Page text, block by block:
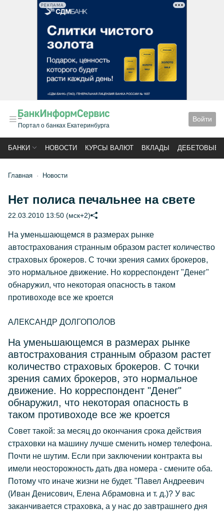
РЕКЛАМА
Портал о банках Екатеринбурга
Войти
БАНКИ НОВОСТИ КУРСЫ ВАЛЮТ ВКЛАДЫ ДЕБЕТОВЫЕ
Главная Новости
Нет полиса печальнее на свете
22.03.2010 13:50 (мск+2)
На уменьшающемся в размерах рынке
автострахования странным образом растет количество
страховых брокеров. С точки зрения самих брокеров,
это нормальное движение. Но корреспондент "Денег"
обнаружил, что некоторая опасность в таком
противоходе все же кроется
АЛЕКСАНДР ДОЛГОПОЛОВ
На уменьшающемся в размерах рынке
автострахования странным образом растет
количество страховых брокеров. С точки
зрения самих брокеров, это нормальное
движение. Но корреспондент "Денег"
обнаружил, что некоторая опасность в
таком противоходе все же кроется
Совет такой: за месяц до окончания срока действия
страховки на машину лучше сменить номер телефона.
Почти не шутим. Если при заключении контракта вы
имели неосторожность дать два номера - смените оба.
Потому что иначе жизни не будет. "Павел Андреевич
(Иван Денисович, Елена Абрамовна и т. д.)? У вас
заканчивается страховка, а у нас до завтрашнего дня